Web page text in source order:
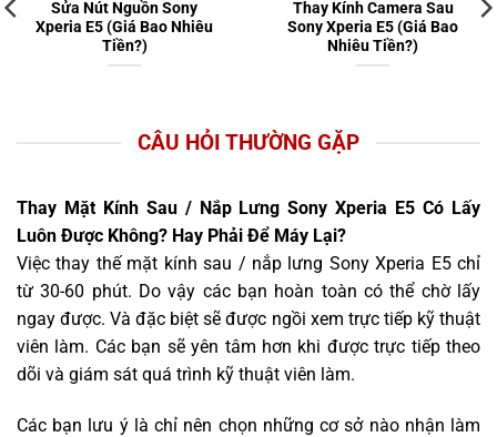
Sửa Nút Nguồn Sony
Xperia E5 (Giá Bao Nhiêu
Tiền?)
Thay Kính Camera Sau
Sony Xperia E5 (Giá Bao
Nhiêu Tiền?)
CÂU HỎI THƯỜNG GẶP
Thay Mặt Kính Sau / Nắp Lưng Sony Xperia E5 Có Lấy
Luôn Được Không? Hay Phải Để Máy Lại?
Việc thay thế mặt kính sau / nắp lưng Sony Xperia E5 chỉ
từ 30-60 phút. Do vậy các bạn hoàn toàn có thể chờ lấy
ngay được. Và đặc biệt sẽ được ngồi xem trực tiếp kỹ thuật
viên làm. Các bạn sẽ yên tâm hơn khi được trực tiếp theo
dõi và giám sát quá trình kỹ thuật viên làm.
Các bạn lưu ý là chỉ nên chọn những cơ sở nào nhận làm